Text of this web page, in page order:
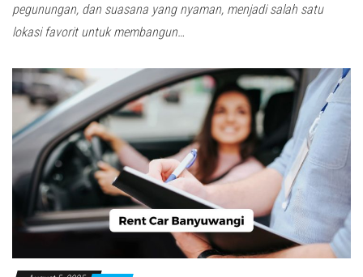
pegunungan, dan suasana yang nyaman, menjadi salah satu
lokasi favorit untuk membangun…